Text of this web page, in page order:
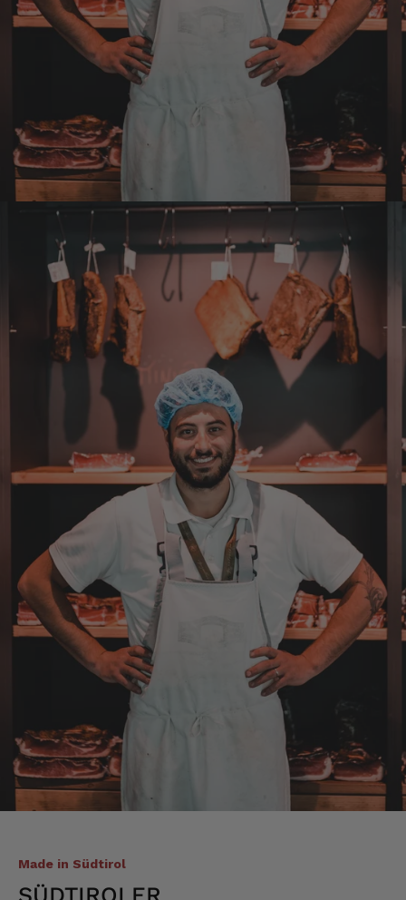
Made in Südtirol
SÜDTIROLER
Sebastian
Verifizierter Kunde
... schnelle Lieferung, super Service und die
Ware( Probierpaket und Speck "Herzstück")
sieht hervorragend aus und schmeckt auch
dementsprechend...
4.8.2026
Mathias
Verifizierter Kunde
Die Verpackung hatte beim Transport sehr
beschädigt. Aber sonst war alles super!!!
Gruß Mathias Gotthold
3.8.2026
Kai
Verifizierter Kunde
Top wie immer.
Andreas
Verifizierter Kunde
Sehr gute Produkte. Sehr guter Geschmack.
Kammer sehr weiterentwickeln.
3.8.2026
Michael
Verifizierter Kunde
Qualitativ sehr gut bis hervorragend, etwas
zu teuer.....